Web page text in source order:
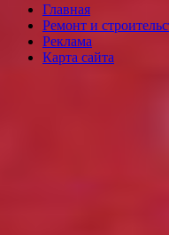
content
Главная
Ремонт и
Реклама
Карта сайта